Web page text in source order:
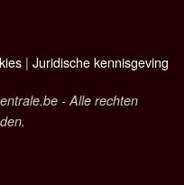
| Juridische kennisgeving
- Alle rechten